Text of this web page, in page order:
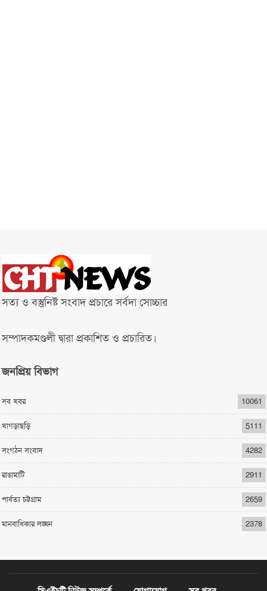
সত্য ও বস্তুনিষ্ট সংবাদ প্রচারে সর্বদা সোচ্চার
সম্পাদকমণ্ডলী দ্বারা প্রকাশিত ও প্রচারিত।
জনপ্রিয় বিভাগ
সব খবর 10061
খাগড়াছড়ি 5111
সংগঠন সংবাদ 4282
রাঙামাটি 2911
পার্বত্য চট্টগ্রাম 2659
মানবাধিকার লঙ্ঘন 2378